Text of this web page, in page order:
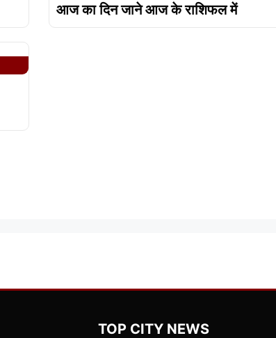
आज का दिन जाने आज के राशिफल में
TOP CITY NEWS